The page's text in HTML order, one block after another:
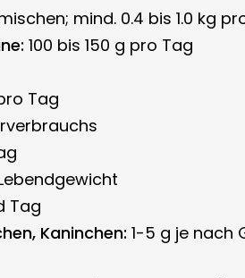
mind. 0.4 bis 1.0 kg
100 bis 150 g pro Tag
Tag
Tag
Kaninchen: 1-5 g je nach